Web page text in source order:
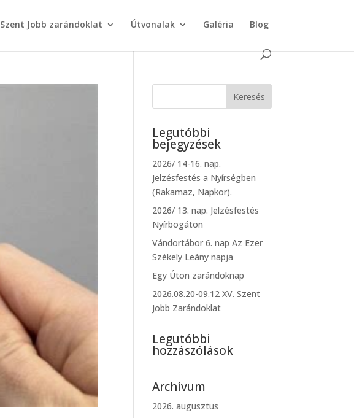
Szent Jobb zarándoklat Útvonalak Galéria Blog
Legutóbbi
bejegyzések
2026/ 14-16. nap.
Jelzésfestés a Nyírségben
(Rakamaz, Napkor).
2026/ 13. nap. Jelzésfestés
Nyírbogáton
Vándortábor 6. nap Az Ezer
Székely Leány napja
Egy Úton zarándoknap
2026.08.20-09.12 XV. Szent
Jobb Zarándoklat
Legutóbbi
hozzászólások
Archívum
2026. augusztus